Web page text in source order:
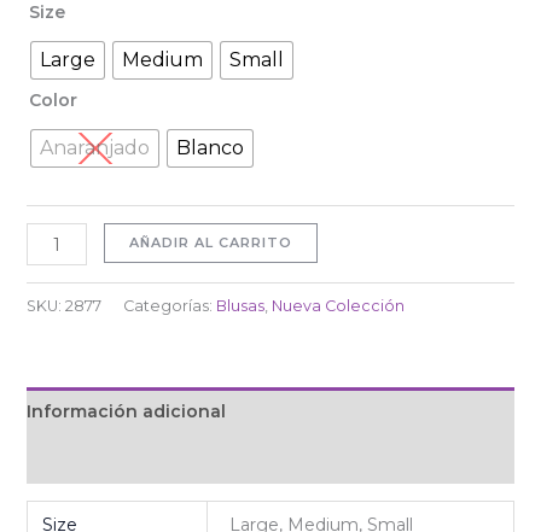
Size
Large Medium Small
Color
Anaranjado Blanco
AÑADIR AL CARRITO
SKU: 2877 Categorías: Blusas, Nueva Colección
Información adicional
Size Large, Medium, Small